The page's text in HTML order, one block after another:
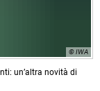
© IWA
un’altra novità di